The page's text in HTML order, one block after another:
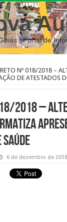
| Portal de
Nº 018/2018 –
DE ATESTADOS
2018 –
SAÚDE
6 de dezembro de 2018